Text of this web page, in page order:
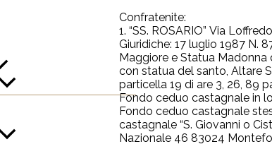
Confratenite:
1. “SS. ROSARIO” Via
Giuridiche: 17 luglio 1987 N.
Maggiore e Statua Madonna
con statua del santo, Altare
particella 19 di are 3, 26, 89
Fondo ceduo castagnale in
Fondo ceduo castagnale
castagnale “S. Giovanni o
Nazionale 46 83024